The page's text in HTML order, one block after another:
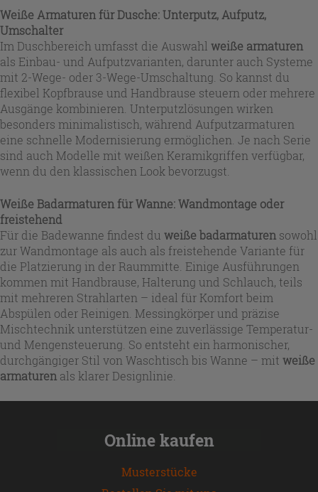
Weiße Armaturen für Dusche: Unterputz, Aufputz,
Umschalter
Im Duschbereich umfasst die Auswahl weiße armaturen
als Einbau- und Aufputzvarianten, darunter auch Systeme
mit 2-Wege- oder 3-Wege-Umschaltung. So kannst du
flexibel Kopfbrause und Handbrause steuern oder mehrere
Ausgänge kombinieren. Unterputzlösungen wirken
besonders minimalistisch, während Aufputzarmaturen
eine schnelle Modernisierung ermöglichen. Je nach Serie
sind auch Modelle mit weißen Keramikgriffen verfügbar,
wenn du den klassischen Look bevorzugst.
Weiße Badarmaturen für Wanne: Wandmontage oder
freistehend
Für die Badewanne findest du weiße badarmaturen sowohl
zur Wandmontage als auch als freistehende Variante für
die Platzierung in der Raummitte. Einige Ausführungen
kommen mit Handbrause, Halterung und Schlauch, teils
mit mehreren Strahlarten – ideal für Komfort beim
Abspülen oder Reinigen. Messingkörper und präzise
Mischtechnik unterstützen eine zuverlässige Temperatur-
und Mengensteuerung. So entsteht ein harmonischer,
durchgängiger Stil von Waschtisch bis Wanne – mit weiße
armaturen als klarer Designlinie.
Online kaufen
Musterstücke